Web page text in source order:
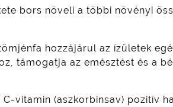
bors növeli a többi növényi
hozzájárul az ízületek
támogatja az emésztést és a
C-vitamin (aszkorbinsav) pozitív